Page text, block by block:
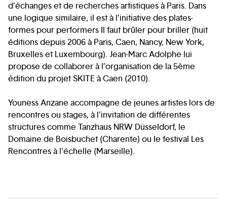
d'échanges et de recherches artistiques à Paris. Dans
une logique similaire, il est à l’initiative des plates-
formes pour performers Il faut brûler pour briller (huit
éditions depuis 2006 à Paris, Caen, Nancy, New York,
Bruxelles et Luxembourg). Jean-Marc Adolphe lui
propose de collaborer à l’organisation de la 5ème
édition du projet SKITE à Caen (2010).
Youness Anzane accompagne de jeunes artistes lors de
rencontres ou stages, à l'invitation de différentes
structures comme Tanzhaus NRW Düsseldorf, le
Domaine de Boisbuchet (Charente) ou le festival Les
Rencontres à l'échelle (Marseille).